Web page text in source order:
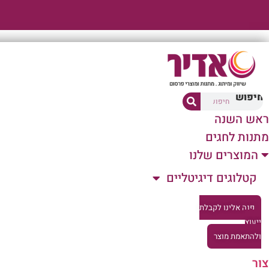
חיפוש
ראש השנה
מתנות לחגים
המוצרים שלנו
קטלוגים דיגיטליים
פנה אלינו לקבלת
ייעוץ
ולהתאמת מוצר
צור